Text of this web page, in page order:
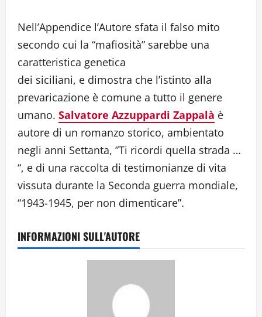
Nell’Appendice l’Autore sfata il falso mito
secondo cui la “mafiosità” sarebbe una
caratteristica genetica
dei siciliani, e dimostra che l’istinto alla
prevaricazione è comune a tutto il genere
umano. Salvatore Azzuppardi Zappalà è
autore di un romanzo storico, ambientato
negli anni Settanta, ”Ti ricordi quella strada …
“, e di una raccolta di testimonianze di vita
vissuta durante la Seconda guerra mondiale,
“1943-1945, per non dimenticare”.
INFORMAZIONI SULL'AUTORE